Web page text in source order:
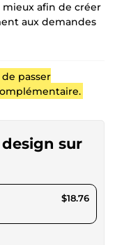
afin de créer
aux demandes
passer
sur
$18.76